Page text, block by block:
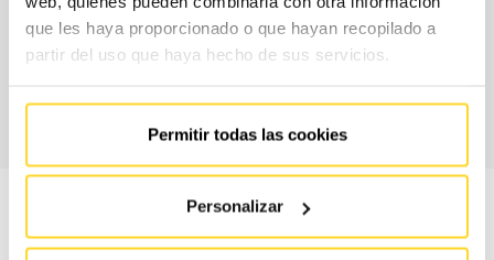
que les haya proporcionado o que hayan recopilado a
partir del uso que haya hecho de sus servicios.
Permitir todas las cookies
Personalizar
CONTACTA CON